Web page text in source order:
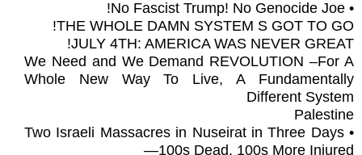
• No Fascist Trump! No Genocide Joe!
THE WHOLE DAMN SYSTEM S GOT TO GO!
JULY 4TH: AMERICA WAS NEVER GREAT!
We Need and We Demand REVOLUTION –For A
Whole New Way To Live, A Fundamentally
Different System
Palestine
• Two Israeli Massacres in Nuseirat in Three Days
—100s Dead, 100s More Injured